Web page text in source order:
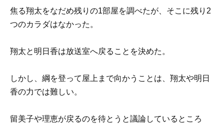
焦る翔太をなだめ残りの1部屋を調べたが、そこに残り2
つのカラダはなかった。
翔太と明日香は放送室へ戻ることを決めた。
しかし、綱を登って屋上まで向かうことは、翔太や明日
香の力では難しい。
留美子や理恵が戻るのを待とうと議論しているところ